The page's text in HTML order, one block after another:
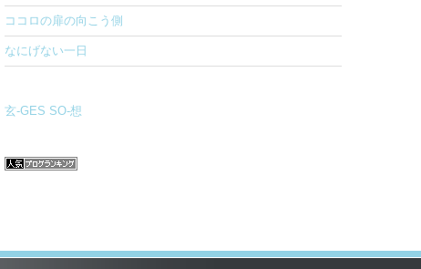
ココロの扉の向こう側
なにげない一日
玄-GES SO-想